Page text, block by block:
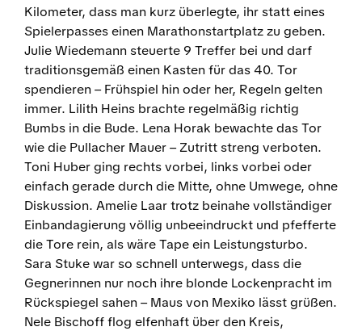
Kilometer, dass man kurz überlegte, ihr statt eines
Spielerpasses einen Marathonstartplatz zu geben.
Julie Wiedemann steuerte 9 Treffer bei und darf
traditionsgemäß einen Kasten für das 40. Tor
spendieren – Frühspiel hin oder her, Regeln gelten
immer. Lilith Heins brachte regelmäßig richtig
Bumbs in die Bude. Lena Horak bewachte das Tor
wie die Pullacher Mauer – Zutritt streng verboten.
Toni Huber ging rechts vorbei, links vorbei oder
einfach gerade durch die Mitte, ohne Umwege, ohne
Diskussion. Amelie Laar trotz beinahe vollständiger
Einbandagierung völlig unbeeindruckt und pfefferte
die Tore rein, als wäre Tape ein Leistungsturbo.
Sara Stuke war so schnell unterwegs, dass die
Gegnerinnen nur noch ihre blonde Lockenpracht im
Rückspiegel sahen – Maus von Mexiko lässt grüßen.
Nele Bischoff flog elfenhaft über den Kreis,